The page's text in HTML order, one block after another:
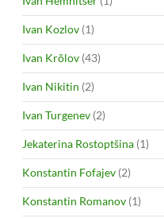
Ivan Kozlov (1)
Ivan Krõlov (43)
Ivan Nikitin (2)
Ivan Turgenev (2)
Jekaterina Rostoptšina (1)
Konstantin Fofajev (2)
Konstantin Romanov (1)